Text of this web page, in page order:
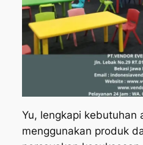
Yu, lengkapi kebutuhan
menggunakan produk